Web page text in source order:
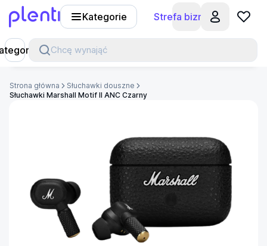
Kategorie Strefa biznesu
Chcę wynająć
Strona główna
Słuchawki douszne
Słuchawki Marshall Motif II ANC Czarny